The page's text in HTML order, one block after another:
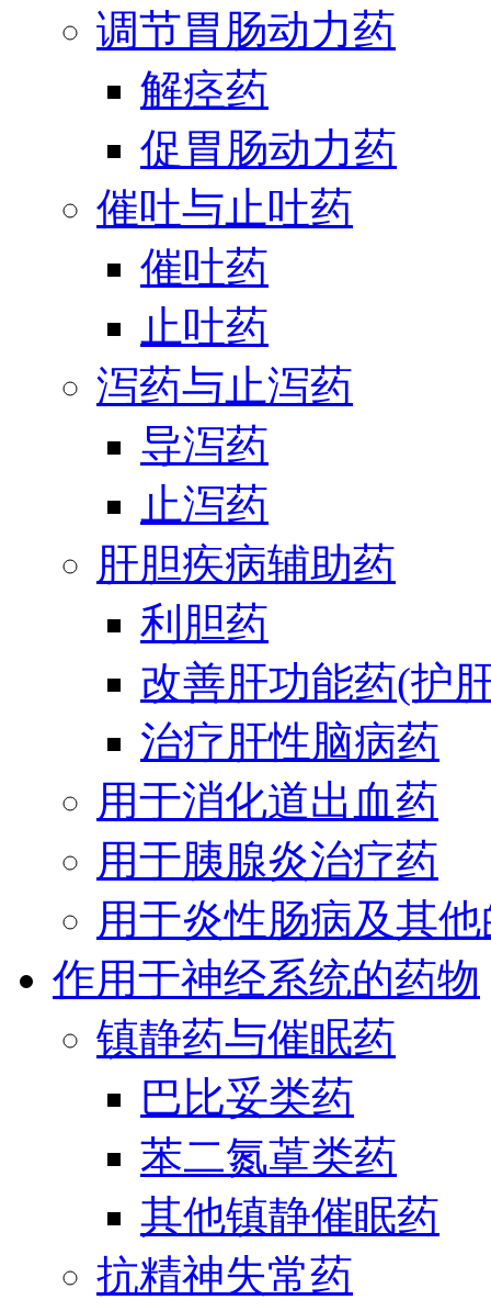
调节胃肠动力药
解痉药
促胃肠动力药
催吐与止吐药
催吐药
止吐药
泻药与止泻药
导泻药
止泻药
肝胆疾病辅助药
利胆药
改善肝功能药(护
治疗肝性脑病药
用于消化道出血药
用于胰腺炎治疗药
用于炎性肠病及其
作用于神经系统的药物
镇静药与催眠药
巴比妥类药
苯二氮䓬类药
其他镇静催眠药
抗精神失常药